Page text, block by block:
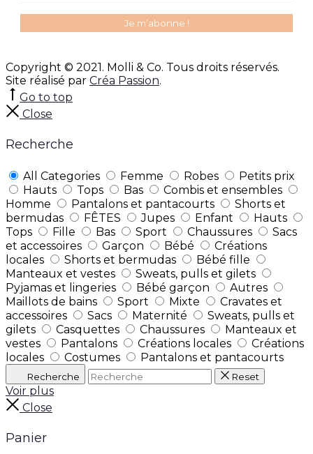
Copyright © 2021. Molli & Co. Tous droits réservés.
Site réalisé par Créa Passion.
Go to top
Close
Recherche
All Categories Femme Robes
Petits prix
Hauts
Tops Bas
Combis et ensembles
Homme
Pantalons et pantacourts
Shorts et
bermudas
FÊTES Jupes Enfant
Hauts
Tops
Fille Bas Sport Chaussures
Sacs
et accessoires
Garçon Bébé
Créations
locales
Shorts et bermudas
Bébé fille
Manteaux et vestes
Sweats, pulls et gilets
Pyjamas et lingeries
Bébé garçon
Autres
Maillots de bains
Sport Mixte
Cravates et
accessoires
Sacs Maternité
Sweats, pulls et
gilets
Casquettes Chaussures
Manteaux et
vestes
Pantalons Créations locales
Créations
locales
Costumes Pantalons et pantacourts
Recherche Reset
Voir plus
Close
Panier